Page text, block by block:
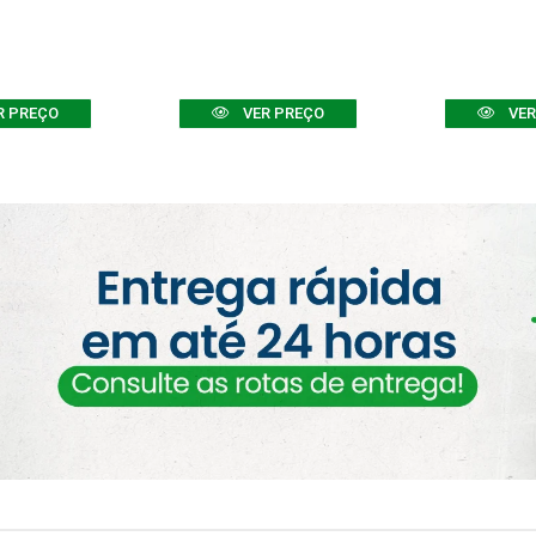
PREÇO VER PREÇO